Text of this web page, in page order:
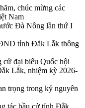
chúc mừng các
Nam
Đà Nông lần thứ I
tỉnh Đắk Lắk thông
cử đại biểu Quốc hội
Lắk, nhiệm kỳ 2026-
trọng trong kỷ nguyên